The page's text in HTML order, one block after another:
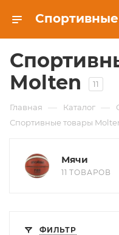
Molten
11
Главная — Каталог —
Спортивные товары
Мячи
11 ТОВАРОВ
ФИЛЬТР